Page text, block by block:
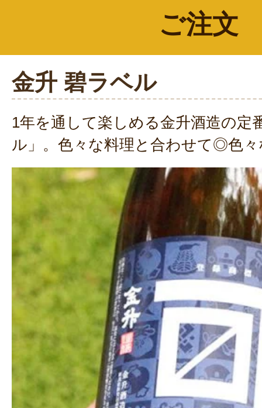
ご注文
金升 碧ラベル
1年を通して楽しめる金升酒造の定
ル」。色々な料理と合わせて◎色